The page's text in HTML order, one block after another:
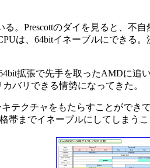
。Prescottのダイを見ると、
は、64bitイネーブルにでき
拡張で先手を取ったAMDに追
バリできる情勢になってきた。
クチャをもたらすことができ
までイネーブルにしてしまう